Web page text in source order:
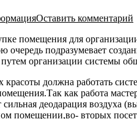
Оставить комментарий
помещения для
очередь подразумевает
организации системы
красоты должна работать
как работа
сильная деодарация воздуха
помещении,во- вторых